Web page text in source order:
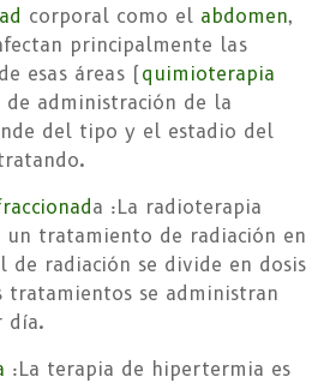
corporal como el abdomen,
principalmente las
esas áreas (quimioterapia
de administración de la
del tipo y el estadio del
a :La radioterapia
un tratamiento de radiación en
de radiación se divide en dosis
tratamientos se administran
día.
:La terapia de hipertermia es